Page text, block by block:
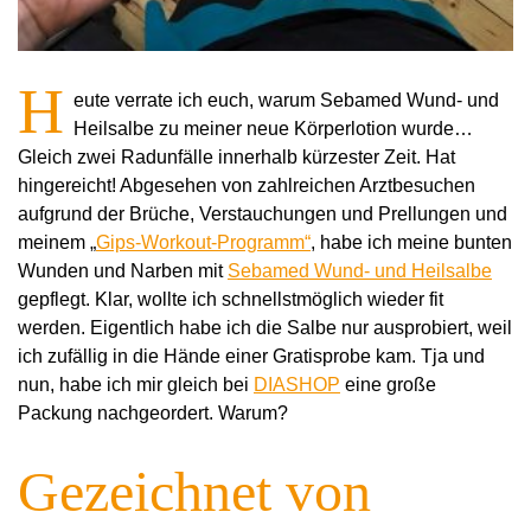
H eute verrate ich euch, warum Sebamed Wund- und
Heilsalbe zu meiner neue Körperlotion wurde…
Gleich zwei Radunfälle innerhalb kürzester Zeit. Hat
hingereicht! Abgesehen von zahlreichen Arztbesuchen
aufgrund der Brüche, Verstauchungen und Prellungen und
meinem „Gips-Workout-Programm“, habe ich meine bunten
Wunden und Narben mit Sebamed Wund- und Heilsalbe
gepflegt. Klar, wollte ich schnellstmöglich wieder fit
werden. Eigentlich habe ich die Salbe nur ausprobiert, weil
ich zufällig in die Hände einer Gratisprobe kam. Tja und
nun, habe ich mir gleich bei DIASHOP eine große
Packung nachgeordert. Warum?
Gezeichnet von